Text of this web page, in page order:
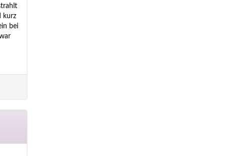
kurz
bei